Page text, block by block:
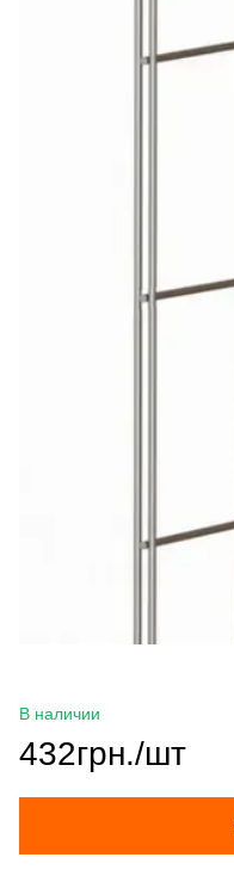
В наличии
432грн./шт